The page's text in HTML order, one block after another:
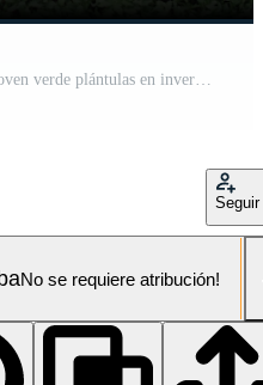
profesional jardinero plantando joven verde plántulas en invernadero suelo. Vídeo Pro
Seguir
No se requiere atribución!